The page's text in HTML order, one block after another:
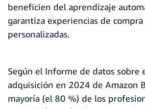
beneficien del aprendizaje
garantiza experiencias de compra
personalizadas.
Según el Informe de datos sobre
adquisición en 2024 de Amazon
mayoría (el 80 %) de los